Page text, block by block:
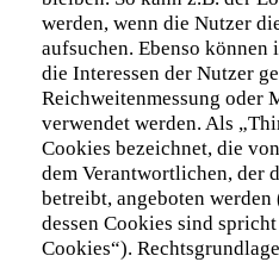
werden, wenn die Nutzer
aufsuchen. Ebenso können
die Interessen der Nutzer
Reichweitenmessung oder
verwendet werden. Als
Cookies bezeichnet, die
dem Verantwortlichen, der
betreibt, angeboten
dessen Cookies sind
Cookies“).